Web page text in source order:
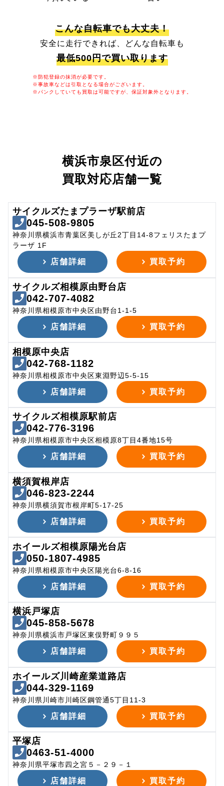
こんな自転車でも大丈夫！
安全に走行できれば、どんな自転車も
最低500円で買い取ります
※防犯登録の抹消が必要です。
※事故車などは引取となる場合がございます。
※パンクしていても買取は可能ですが、保証対象外となります。
横浜市泉区付近の
買取対応店舗一覧
サイクルズたまプラーザ駅前店
045-508-9805
神奈川県横浜市青葉区美しが丘2丁目14-8フェリスたまプ
ラーザ 1F
店舗詳細 買取予約
サイクルズ相模原由野台店
042-707-4082
神奈川県相模原市中央区由野台1-1-5
店舗詳細 買取予約
相模原中央店
042-768-1182
神奈川県相模原市中央区東淵野辺5-5-15
店舗詳細 買取予約
サイクルズ相模原駅前店
042-776-3196
神奈川県相模原市中央区相模原8丁目4番地15号
店舗詳細 買取予約
横須賀根岸店
046-823-2244
神奈川県横須賀市根岸町5-17-25
店舗詳細 買取予約
ホイールズ相模原陽光台店
050-1807-4985
神奈川県相模原市中央区陽光台6-8-16
店舗詳細 買取予約
横浜戸塚店
045-858-5678
神奈川県横浜市戸塚区東俣野町９９５
店舗詳細 買取予約
ホイールズ川崎産業道路店
044-329-1169
神奈川県川崎市川崎区鋼管通5丁目11-3
店舗詳細 買取予約
平塚店
0463-51-4000
神奈川県平塚市四之宮５－２９－１
店舗詳細 買取予約